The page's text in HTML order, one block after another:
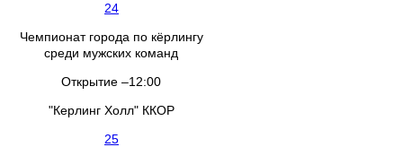
24
Чемпионат города по кёрлингу
среди мужских команд
Открытие –12:00
"Керлинг Холл" ККОР
25